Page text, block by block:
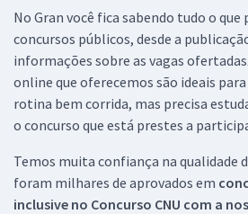
No Gran você fica sabendo tudo o que
concursos públicos, desde a
informações sobre as vagas
online que oferecemos são ideais
rotina bem corrida, mas precisa
o concurso que está prestes a
Temos muita confiança na qualidade
foram milhares de aprovados em
inclusive no Concurso CNU com a